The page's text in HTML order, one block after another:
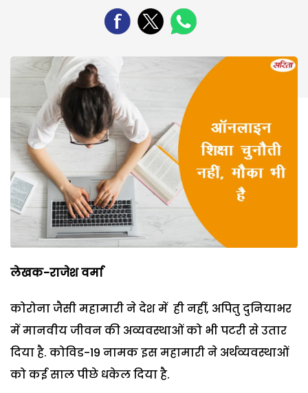
लेखक-राजेश वर्मा
कोरोना जैसी महामारी ने देश में ही नहीं, अपितु दुनियाभर
में मानवीय जीवन की अव्यवस्थाओं को भी पटरी से उतार
दिया है. कोविड-19 नामक इस महामारी ने अर्थव्यवस्थाओं
को कई साल पीछे धकेल दिया है.